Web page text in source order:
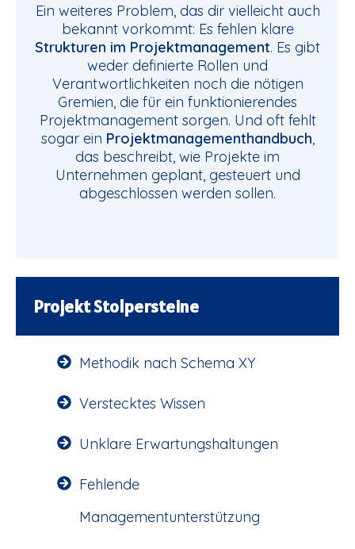
Ein weiteres Problem, das dir vielleicht auch
bekannt vorkommt: Es fehlen klare
Strukturen im Projektmanagement. Es gibt
weder definierte Rollen und
Verantwortlichkeiten noch die nötigen
Gremien, die für ein funktionierendes
Projektmanagement sorgen. Und oft fehlt
sogar ein Projektmanagementhandbuch,
das beschreibt, wie Projekte im
Unternehmen geplant, gesteuert und
abgeschlossen werden sollen.
Projekt Stolpersteine
Methodik nach Schema XY
Verstecktes Wissen
Unklare Erwartungshaltungen
Fehlende
Managementunterstützung